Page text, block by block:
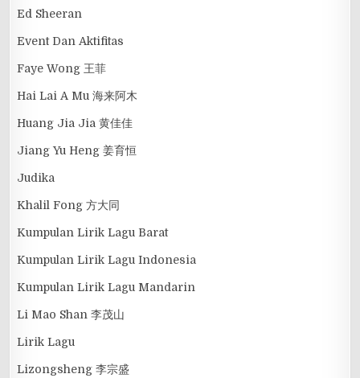
Ed Sheeran
Event Dan Aktifitas
Faye Wong 王菲
Hai Lai A Mu 海来阿木
Huang Jia Jia 黄佳佳
Jiang Yu Heng 姜育恒
Judika
Khalil Fong 方大同
Kumpulan Lirik Lagu Barat
Kumpulan Lirik Lagu Indonesia
Kumpulan Lirik Lagu Mandarin
Li Mao Shan 李茂山
Lirik Lagu
Lizongsheng 李宗盛